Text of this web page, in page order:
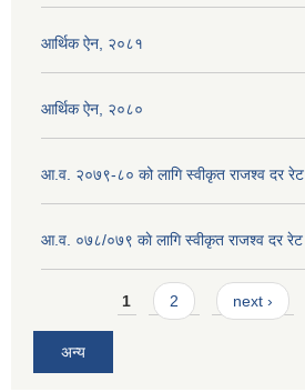
आर्थिक ऐन, २०८१
आर्थिक ऐन, २०८०
आ.व. २०७९-८० को लागि स्वीकृत राजश्व दर रेट
आ.व. ०७८/०७९ काे लागि स्वीकृत राजश्व दर रेट
Pages1 2 next ›
अन्य